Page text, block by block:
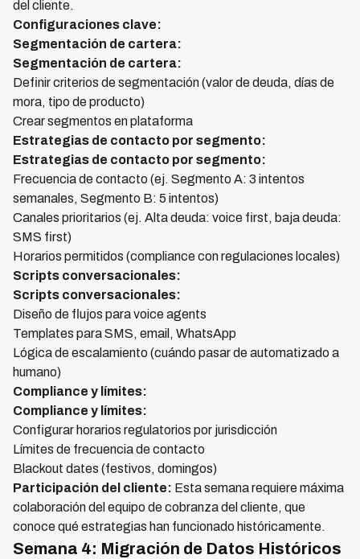
del cliente.
Configuraciones clave:
Segmentación de cartera:
Segmentación de cartera:
Definir criterios de segmentación (valor de deuda, días de
mora, tipo de producto)
Crear segmentos en plataforma
Estrategias de contacto por segmento:
Estrategias de contacto por segmento:
Frecuencia de contacto (ej. Segmento A: 3 intentos
semanales, Segmento B: 5 intentos)
Canales prioritarios (ej. Alta deuda: voice first, baja deuda:
SMS first)
Horarios permitidos (compliance con regulaciones locales)
Scripts conversacionales:
Scripts conversacionales:
Diseño de flujos para voice agents
Templates para SMS, email, WhatsApp
Lógica de escalamiento (cuándo pasar de automatizado a
humano)
Compliance y límites:
Compliance y límites:
Configurar horarios regulatorios por jurisdicción
Límites de frecuencia de contacto
Blackout dates (festivos, domingos)
Participación del cliente: Esta semana requiere máxima
colaboración del equipo de cobranza del cliente, que
conoce qué estrategias han funcionado históricamente.
Semana 4: Migración de Datos Históricos